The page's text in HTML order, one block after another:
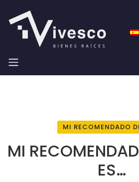
MI RECOMENDADO
MI
ES…